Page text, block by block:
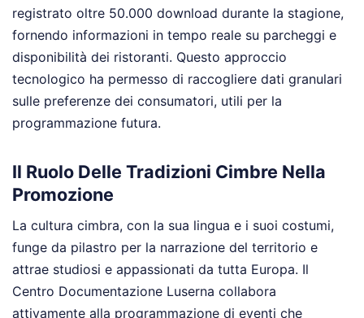
registrato oltre 50.000 download durante la stagione,
fornendo informazioni in tempo reale su parcheggi e
disponibilità dei ristoranti. Questo approccio
tecnologico ha permesso di raccogliere dati granulari
sulle preferenze dei consumatori, utili per la
programmazione futura.
Il Ruolo Delle Tradizioni Cimbre Nella
Promozione
La cultura cimbra, con la sua lingua e i suoi costumi,
funge da pilastro per la narrazione del territorio e
attrae studiosi e appassionati da tutta Europa. Il
Centro Documentazione Luserna collabora
attivamente alla programmazione di eventi che